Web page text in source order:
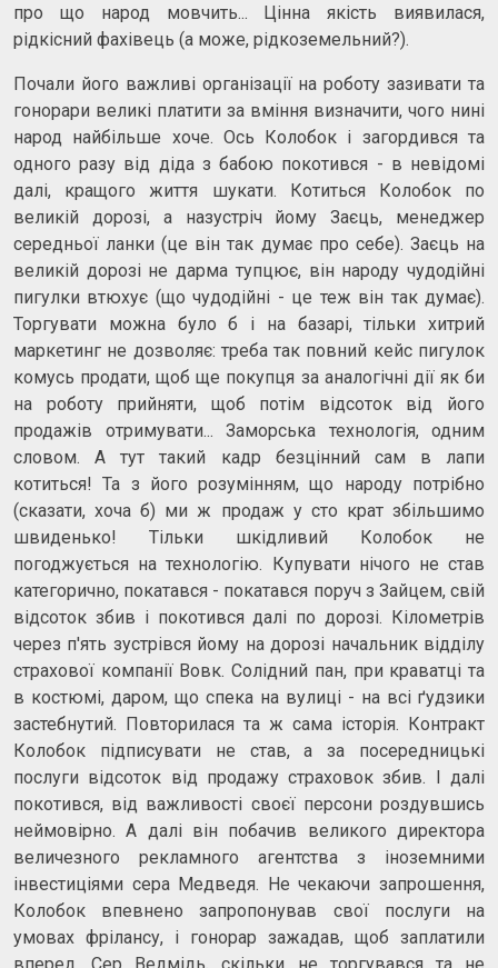
про що народ мовчить... Цінна якість виявилася,
рідкісний фахівець (а може, рідкоземельний?).
Почали його важливі організації на роботу зазивати та
гонорари великі платити за вміння визначити, чого нині
народ найбільше хоче. Ось Колобок і загордився та
одного разу від діда з бабою покотився - в невідомі
далi, кращого життя шукати. Котиться Колобок по
великій дорозі, а назустріч йому Заєць, менеджер
середньої ланки (це він так думає про себе). Заєць на
великій дорозі не дарма тупцює, він народу чудодійні
пигулки втюхує (що чудодійні - це теж він так думає).
Торгувати можна було б і на базарі, тільки хитрий
маркетинг не дозволяє: треба так повний кейс пигулок
комусь продати, щоб ще покупця за аналогічні дії як би
на роботу прийняти, щоб потім відсоток від його
продажів отримувати... Заморська технологія, одним
словом. А тут такий кадр безцінний сам в лапи
котиться! Та з його розумінням, що народу потрібно
(сказати, хоча б) ми ж продаж у сто крат збільшимо
швиденько! Тільки шкідливий Колобок не
погоджується на технологію. Купувати нічого не став
категорично, покатався - покатався поруч з Зайцем, свій
відсоток збив і покотився далі по дорозі. Кілометрів
через п'ять зустрівся йому на дорозі начальник відділу
страхової компанії Вовк. Солідний пан, при краватці та
в костюмі, даром, що спека на вулиці - на всі ґудзики
застебнутий. Повторилася та ж сама історія. Контракт
Колобок підписувати не став, а за посередницькі
послуги відсоток від продажу страховок збив. І далі
покотився, від важливості своєї персони роздувшись
неймовірно. А далі він побачив великого директора
величезного рекламного агентства з іноземними
інвестиціями сера Медведя. Не чекаючи запрошення,
Колобок впевнено запропонував свої послуги на
умовах фрілансу, і гонорар зажадав, щоб заплатили
вперед. Сер Ведмідь, скільки не торгувався та не